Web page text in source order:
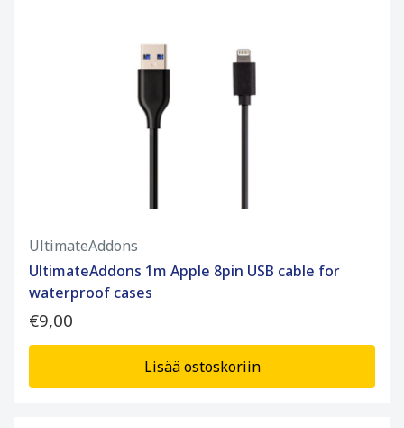
UltimateAddons
UltimateAddons 1m Apple 8pin USB cable for
waterproof cases
€9,00
Lisää ostoskoriin